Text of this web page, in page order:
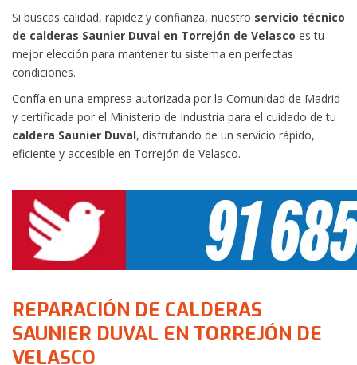
Si buscas calidad, rapidez y confianza, nuestro servicio técnico
de calderas Saunier Duval en Torrejón de Velasco es tu
mejor elección para mantener tu sistema en perfectas
condiciones.
Confía en una empresa autorizada por la Comunidad de Madrid
y certificada por el Ministerio de Industria para el cuidado de tu
caldera Saunier Duval, disfrutando de un servicio rápido,
eficiente y accesible en Torrejón de Velasco.
REPARACIÓN DE CALDERAS
SAUNIER DUVAL EN TORREJÓN DE
VELASCO